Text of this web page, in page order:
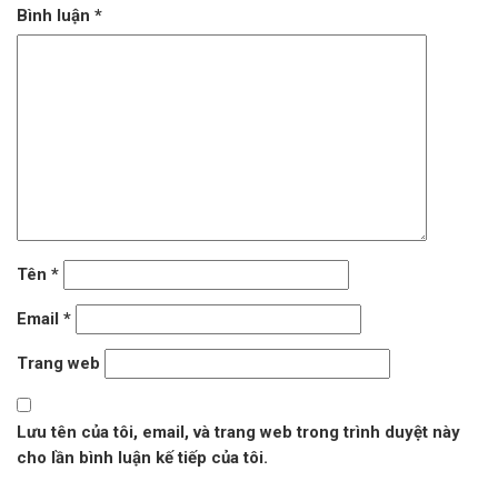
Bình luận *
Tên *
Email *
Trang web
Lưu tên của tôi, email, và trang web trong trình duyệt này
cho lần bình luận kế tiếp của tôi.